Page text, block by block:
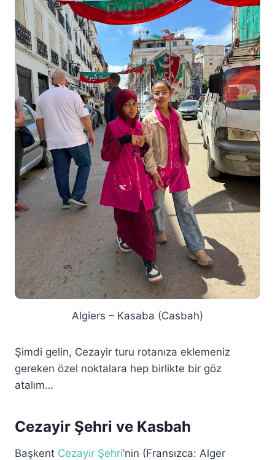
Algiers – Kasaba (Casbah)
Şimdi gelin, Cezayir turu rotanıza eklemeniz
gereken özel noktalara hep birlikte bir göz
atalım…
Cezayir Şehri ve Kasbah
Başkent Cezayir Şehri’nin (Fransızca: Alger